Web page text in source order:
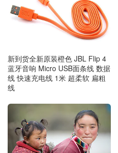
新到货全新原装橙色 JBL Flip 4
蓝牙音响 Micro USB面条线 数据
线 快速充电线 1米 超柔软 扁粗
线